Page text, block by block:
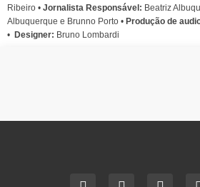
Ribeiro • Jornalista Responsável: Beatriz
Albuquerque e Brunno Porto • Produção de
• Designer: Bruno Lombardi